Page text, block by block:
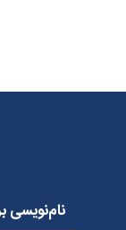
نام‌نویسی